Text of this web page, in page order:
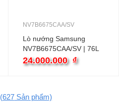
NV7B6675CAA/SV
Lò nướng Samsung
NV7B6675CAA/SV | 76L
24.000.000 ₫
(627Sản phẩm)